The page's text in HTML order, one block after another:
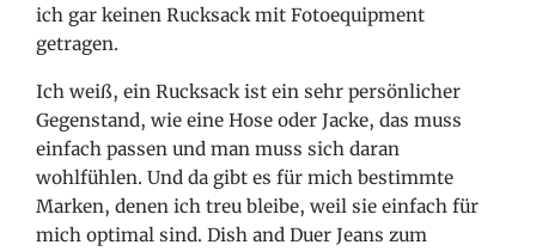
ich gar keinen Rucksack mit Fotoequipment
getragen.
Ich weiß, ein Rucksack ist ein sehr persönlicher
Gegenstand, wie eine Hose oder Jacke, das muss
einfach passen und man muss sich daran
wohlfühlen. Und da gibt es für mich bestimmte
Marken, denen ich treu bleibe, weil sie einfach für
mich optimal sind. Dish and Duer Jeans zum